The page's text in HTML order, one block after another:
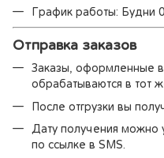
График работы: Будни
Отправка заказов
Заказы, оформленные
обрабатываются в тот
После отгрузки вы
Дату получения можно
по ссылке в SMS.